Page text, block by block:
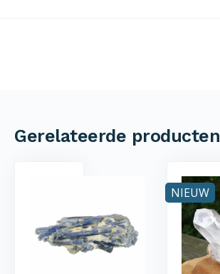
Gerelateerde producten
NIEUW